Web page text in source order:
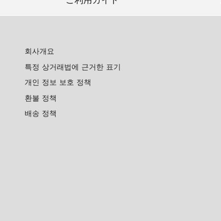
회사개요
특정 상거래법에 근거한 표기
개인 정보 보호 정책
환불 정책
배송 정책